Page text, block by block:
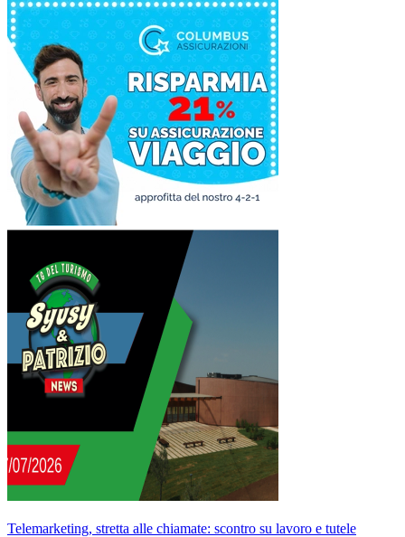
Telemarketing, stretta alle chiamate: scontro su lavoro e tutele